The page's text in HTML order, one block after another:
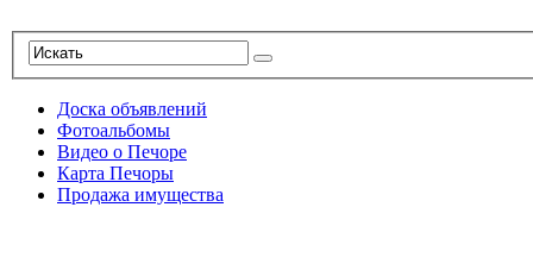
Доска объявлений
Фотоальбомы
Видео о Печоре
Карта Печоры
Продажа имущества